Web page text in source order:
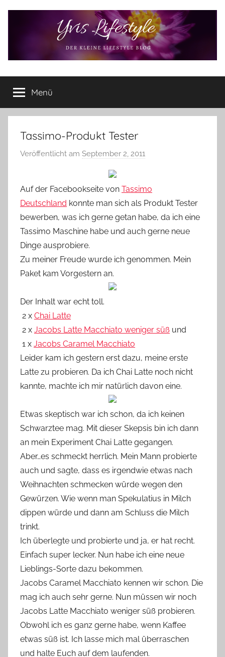
Yvis
Lifestyle
Lifestyle
Blog
–
Lifestyle,
Rezensionen,
Produkttests
mehr
Menü
Tassimo-Produkt Tester
Veröffentlicht am September 2, 2011
Y
v
o
n
e
Auf der Facebookseite von Tassimo
Deutschland konnte man sich als Produkt Tester
bewerben, was ich gerne getan habe, da ich eine
Tassimo Maschine habe und auch gerne neue
Dinge ausprobiere.
Zu meiner Freude wurde ich genommen. Mein
Paket kam Vorgestern an.
Der Inhalt war echt toll.
2 x Chai Latte
2 x Jacobs Latte Macchiato weniger süß und
1 x Jacobs Caramel Macchiato
Leider kam ich gestern erst dazu, meine erste
Latte zu probieren. Da ich Chai Latte noch nicht
kannte, machte ich mir natürlich davon eine.
Etwas skeptisch war ich schon, da ich keinen
Schwarztee mag. Mit dieser Skepsis bin ich dann
an mein Experiment Chai Latte gegangen.
Aber…es schmeckt herrlich. Mein Mann probierte
auch und sagte, dass es irgendwie etwas nach
Weihnachten schmecken würde wegen den
Gewürzen. Wie wenn man Spekulatius in Milch
dippen würde und dann am Schluss die Milch
trinkt.
Ich überlegte und probierte und ja, er hat recht.
Einfach super lecker. Nun habe ich eine neue
Lieblings-Sorte dazu bekommen.
Jacobs Caramel Macchiato kennen wir schon. Die
mag ich auch sehr gerne. Nun müssen wir noch
Jacobs Latte Macchiato weniger süß probieren.
Obwohl ich es ganz gerne habe, wenn Kaffee
etwas süß ist. Ich lasse mich mal überraschen
und halte Euch auf dem laufenden.